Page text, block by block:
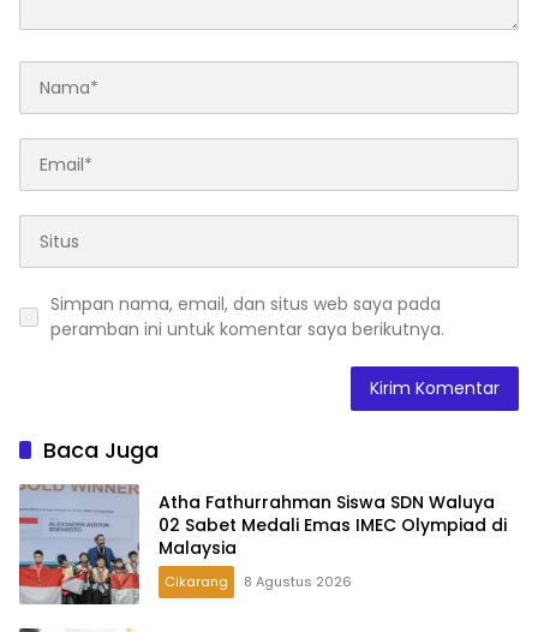
Simpan nama, email, dan situs web saya pada
peramban ini untuk komentar saya berikutnya.
Baca Juga
Atha Fathurrahman Siswa SDN Waluya
02 Sabet Medali Emas IMEC Olympiad di
Malaysia
Cikarang 8 Agustus 2026